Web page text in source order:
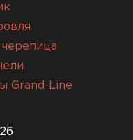
Grand-Line